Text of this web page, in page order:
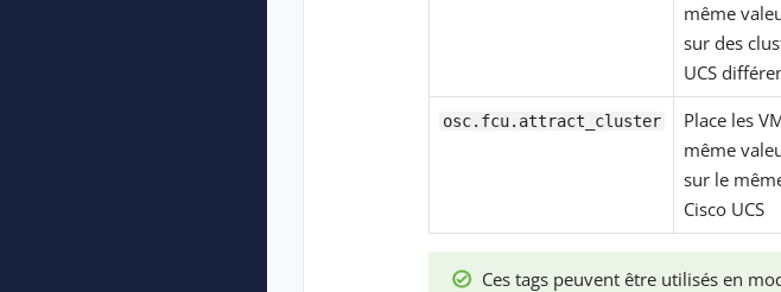
même
sur des
UCS
osc.fcu.attract_cluster
Place les
même
sur le
Cisco UCS
Ces tags peuvent être utilisés en